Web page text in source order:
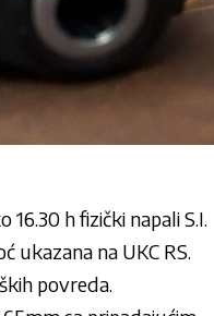
h fizički napali S.I.
ukazana na UKC RS.
povreda.